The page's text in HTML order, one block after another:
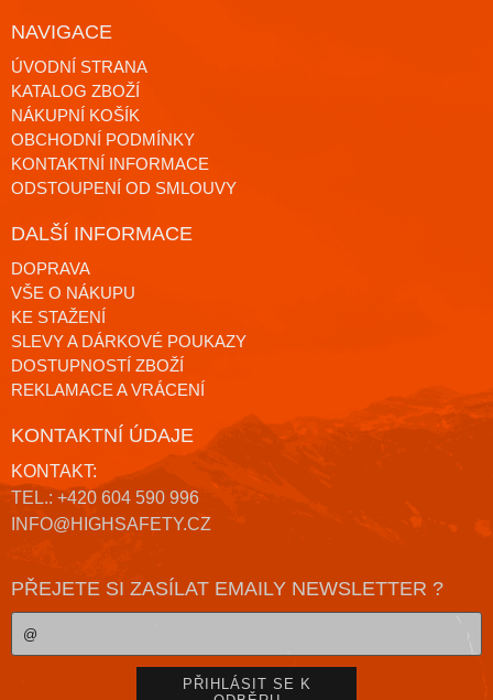
NAVIGACE
ÚVODNÍ STRANA
KATALOG ZBOŽÍ
NÁKUPNÍ KOŠÍK
OBCHODNÍ PODMÍNKY
KONTAKTNÍ INFORMACE
ODSTOUPENÍ OD SMLOUVY
DALŠÍ INFORMACE
DOPRAVA
VŠE O NÁKUPU
KE STAŽENÍ
SLEVY A DÁRKOVÉ POUKAZY
DOSTUPNOSTÍ ZBOŽÍ
REKLAMACE A VRÁCENÍ
KONTAKTNÍ ÚDAJE
KONTAKT:
TEL.: +420 604 590 996
INFO@HIGHSAFETY.CZ
PŘEJETE SI ZASÍLAT EMAILY NEWSLETTER ?